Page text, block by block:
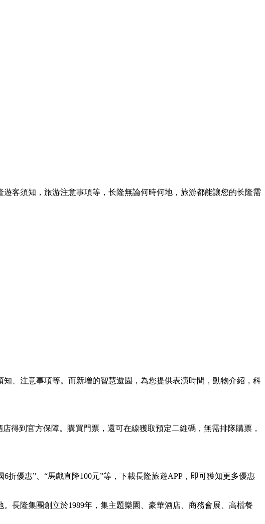
客須知，旅游注意事項等，长隆無論何時何地，旅游都能讓您的长隆需
、注意事項等。而新增的智慧遊園，為您提供表演時間，動物介紹，科
得到官方保障。購買門票，還可在線獲取預定二維碼，無需排隊購票，
折優惠”、“馬戲直降100元”等，下載長隆旅遊APP，即可獲知更多優惠
長隆集團創立於1989年，集主題樂園、豪華酒店、商務會展、高檔餐